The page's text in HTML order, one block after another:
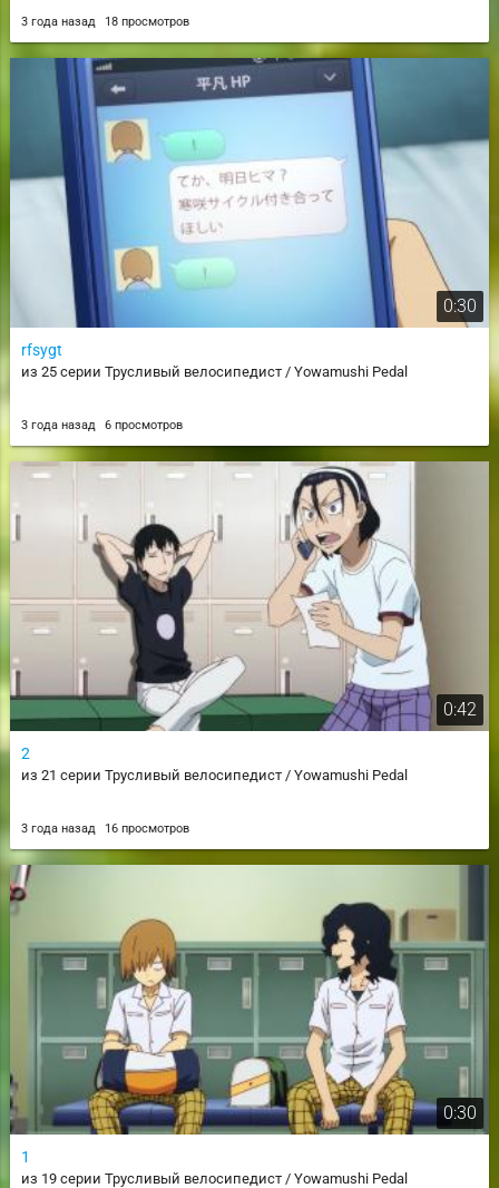
3 года назад 18 просмотров
0:30
rfsygt
из 25 серии Трусливый велосипедист / Yowamushi Pedal
3 года назад 6 просмотров
0:42
2
из 21 серии Трусливый велосипедист / Yowamushi Pedal
3 года назад 16 просмотров
0:30
1
из 19 серии Трусливый велосипедист / Yowamushi Pedal